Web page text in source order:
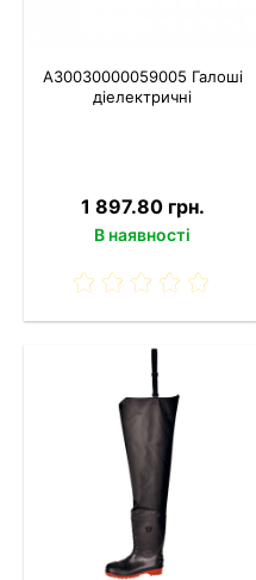
A30030000059005 Галоші
діелектричні
1 897.80 грн.
В наявності